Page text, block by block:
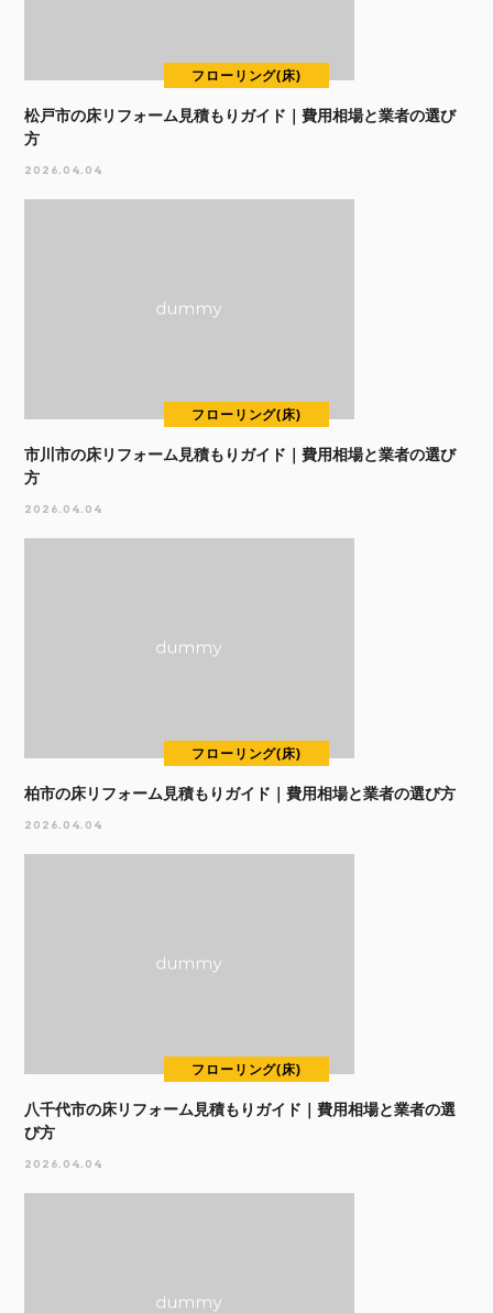
フローリング(床)
松戸市の床リフォーム見積もりガイド｜費用相場と業者の選び
方
2026.04.04
フローリング(床)
市川市の床リフォーム見積もりガイド｜費用相場と業者の選び
方
2026.04.04
フローリング(床)
柏市の床リフォーム見積もりガイド｜費用相場と業者の選び方
2026.04.04
フローリング(床)
八千代市の床リフォーム見積もりガイド｜費用相場と業者の選
び方
2026.04.04